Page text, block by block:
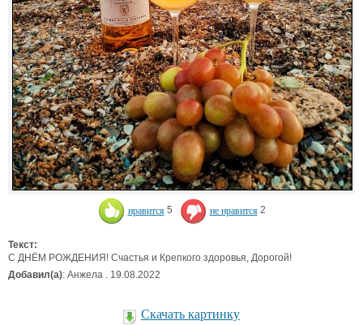
нравится 5 не нравится 2
Текст:
С ДНЁМ РОЖДЕНИЯ! Счастья и Крепкого здоровья, Дорогой!
Добавил(а): Анжела . 19.08.2022
Скачать картинку